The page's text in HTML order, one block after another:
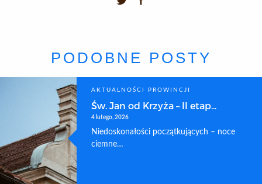
PODOBNE POSTY
AKTUALNOŚCI PROWINCJI
Św. Jan od Krzyża – II etap...
4 lutego, 2026
Niedoskonałości początkujących – noce
ciemne…